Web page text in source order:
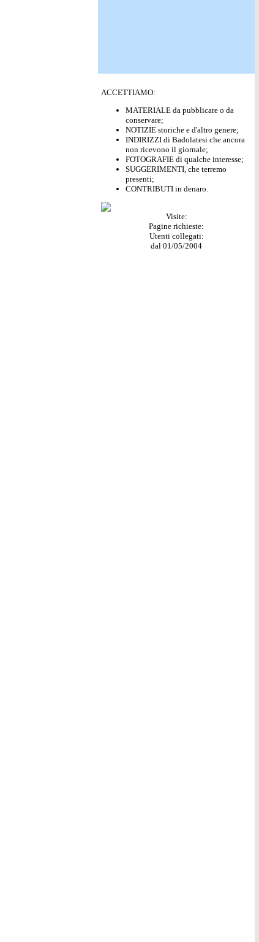
ACCETTIAMO:
MATERIALE da pubblicare o da
conservare;
NOTIZIE storiche e d'altro genere;
INDIRIZZI di Badolatesi che ancora
non ricevono il giornale;
FOTOGRAFIE di qualche interesse;
SUGGERIMENTI, che terremo
presenti;
CONTRIBUTI in denaro.
Visite:
Pagine richieste:
Utenti collegati:
dal 01/05/2004